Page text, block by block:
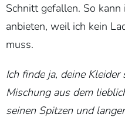
Schnitt gefallen. So
anbieten, weil ich kein
muss.
Ich finde ja, deine
Mischung aus dem
seinen Spitzen und